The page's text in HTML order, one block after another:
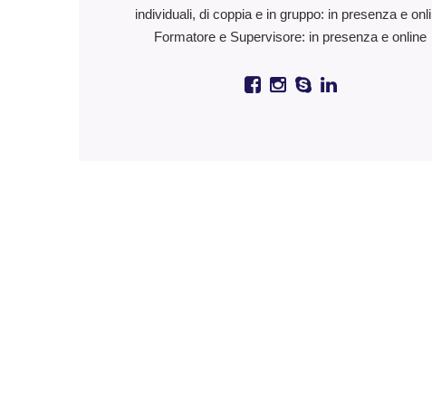
individuali, di coppia e in gruppo: in presenza e
Formatore e Supervisore: in presenza e online